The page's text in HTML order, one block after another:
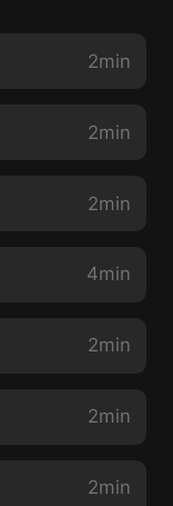
2min
2min
2min
4min
2min
2min
2min